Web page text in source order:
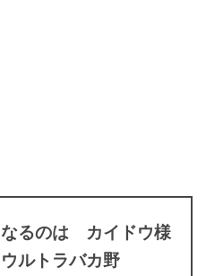
るのは カイドウ様
ルトラバカ野